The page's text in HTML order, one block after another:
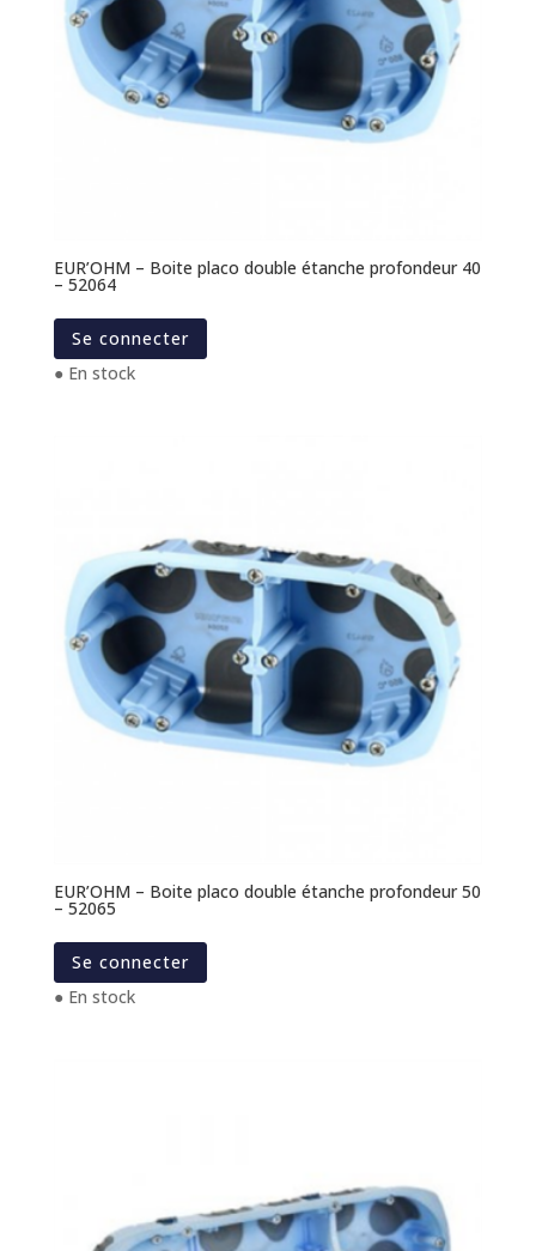
EUR’OHM – Boite placo double étanche profondeur 40
– 52064
Se connecter
● En stock
EUR’OHM – Boite placo double étanche profondeur 50
– 52065
Se connecter
● En stock